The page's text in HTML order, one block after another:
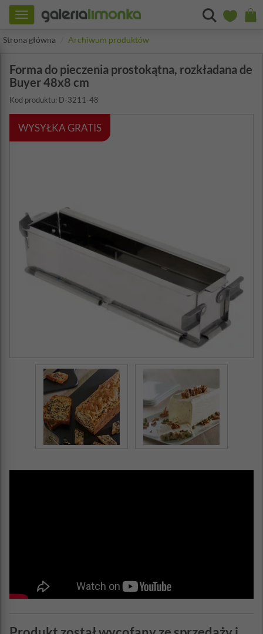
Toggle
navigation
Strona główna
Archiwum produktów
Forma do pieczenia prostokątna, rozkładana de
Buyer 48x8 cm
Kod produktu: D-3211-48
WYSYŁKA GRATIS